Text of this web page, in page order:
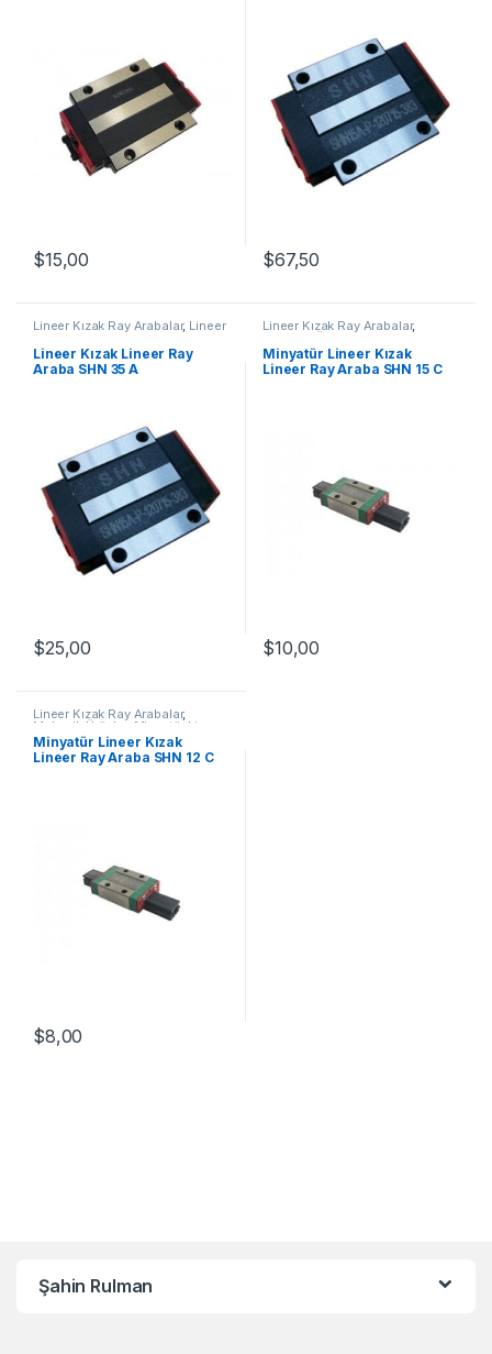
$15,00 $67,50
Lineer Kızak Ray Arabalar, Lineer
Ürünler
Lineer Kızak Lineer Ray
Araba SHN 35 A
$25,00
Lineer Kızak Ray Arabalar,
Ray Araba SHN C Serisi
Minyatür Lineer Kızak
Lineer Ray Araba SHN 15 C
$10,00
Lineer Kızak Ray Arabalar,
Mekanik Ürünler Minyatür Lineer
Ray Araba SHN C Serisi
Minyatür Lineer Kızak
Lineer Ray Araba SHN 12 C
$8,00
Şahin Rulman